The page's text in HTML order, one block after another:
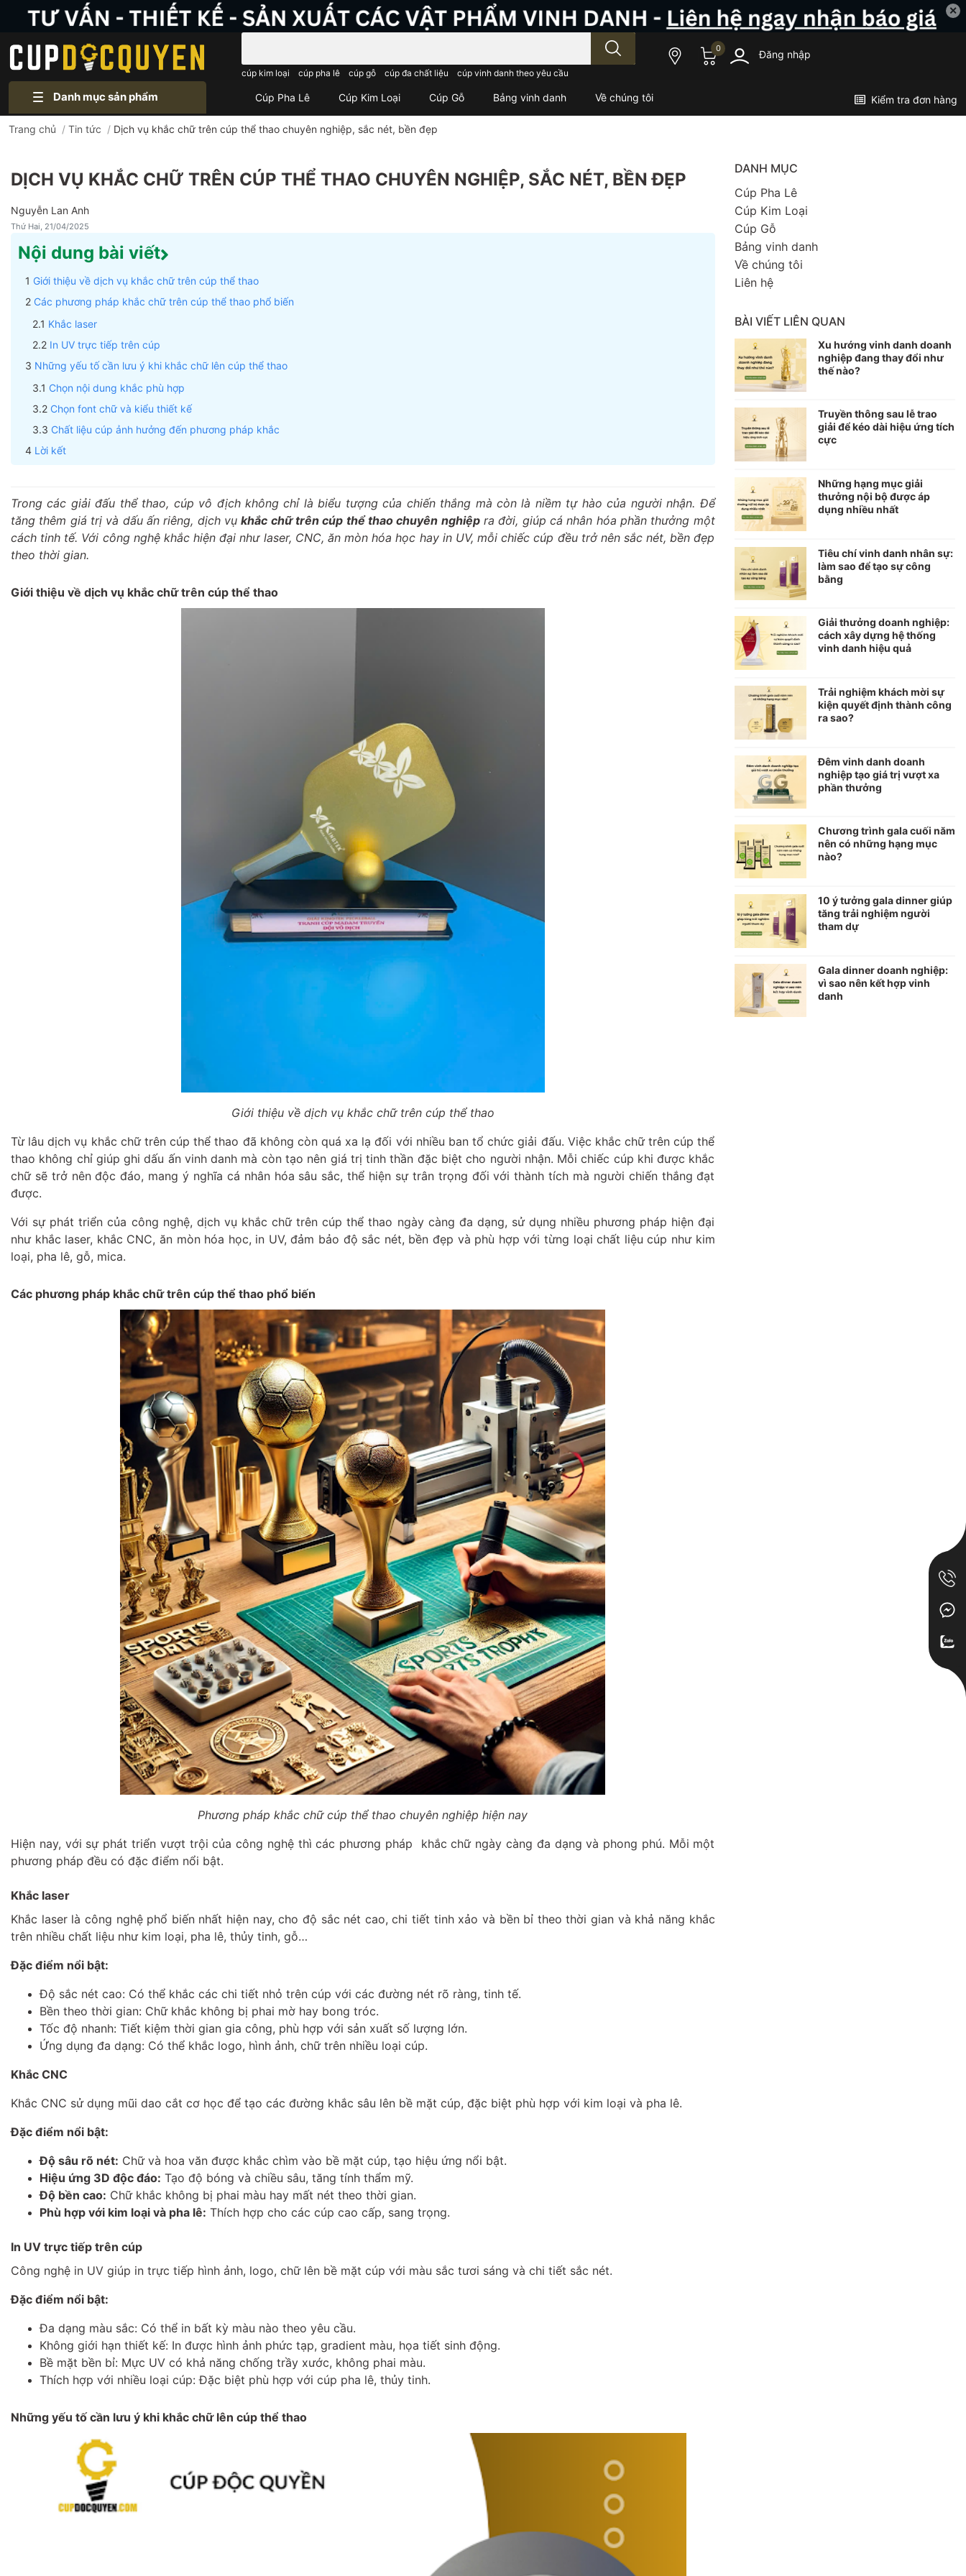
✕
cúp kim loại cúp pha lê cúp gỗ cúp đa chất liệu cúp vinh danh theo yêu cầu
0 Đăng nhập
Danh mục sản phẩm Cúp Pha Lê Cúp Kim Loại Cúp Gỗ Bảng vinh danh Về chúng tôi Kiểm tra đơn hàng
Trang chủ / Tin tức / Dịch vụ khắc chữ trên cúp thể thao chuyên nghiệp, sắc nét, bền đẹp
DỊCH VỤ KHẮC CHỮ TRÊN CÚP THỂ THAO CHUYÊN NGHIỆP, SẮC NÉT, BỀN ĐẸP
Nguyễn Lan Anh
Thứ Hai, 21/04/2025
Nội dung bài viết
Giới thiệu về dịch vụ khắc chữ trên cúp thể thao
Các phương pháp khắc chữ trên cúp thể thao phổ biến
Khắc laser
In UV trực tiếp trên cúp
Những yếu tố cần lưu ý khi khắc chữ lên cúp thể thao
Chọn nội dung khắc phù hợp
Chọn font chữ và kiểu thiết kế
Chất liệu cúp ảnh hưởng đến phương pháp khắc
Lời kết
Trong các giải đấu thể thao, cúp vô địch không chỉ là biểu tượng của chiến thắng mà còn là niềm tự hào của người nhận. Để
tăng thêm giá trị và dấu ấn riêng, dịch vụkhắc chữ trên cúp thể thao chuyên nghiệpra đời, giúp cá nhân hóa phần thưởng một
cách tinh tế. Với công nghệ khắc hiện đại như laser, CNC, ăn mòn hóa học hay in UV, mỗi chiếc cúp đều trở nên sắc nét, bền đẹp
theo thời gian.
Giới thiệu về dịch vụ khắc chữ trên cúp thể thao
Giới thiệu về dịch vụ khắc chữ trên cúp thể thao
Từ lâu dịch vụ khắc chữ trên cúp thể thao đã không còn quá xa lạ đối với nhiều ban tổ chức giải đấu. Việc khắc chữ trên cúp thể
thao không chỉ giúp ghi dấu ấn vinh danh mà còn tạo nên giá trị tinh thần đặc biệt cho người nhận. Mỗi chiếc cúp khi được khắc
chữ sẽ trở nên độc đáo, mang ý nghĩa cá nhân hóa sâu sắc, thể hiện sự trân trọng đối với thành tích mà người chiến thắng đạt
được.
Với sự phát triển của công nghệ, dịch vụ khắc chữ trên cúp thể thao ngày càng đa dạng, sử dụng nhiều phương pháp hiện đại
như khắc laser, khắc CNC, ăn mòn hóa học, in UV, đảm bảo độ sắc nét, bền đẹp và phù hợp với từng loại chất liệu cúp như kim
loại, pha lê, gỗ, mica.
Các phương pháp khắc chữ trên cúp thể thao phổ biến
Phương pháp khắc chữ cúp thể thao chuyên nghiệp hiện nay
Hiện nay, với sự phát triển vượt trội của công nghệ thì các phương pháp khắc chữ ngày càng đa dạng và phong phú. Mỗi một
phương pháp đều có đặc điểm nổi bật.
Khắc laser
Khắc laser là công nghệ phổ biến nhất hiện nay, cho độ sắc nét cao, chi tiết tinh xảo và bền bỉ theo thời gian và khả năng khắc
trên nhiều chất liệu như kim loại, pha lê, thủy tinh, gỗ…
Đặc điểm nổi bật:
Độ sắc nét cao: Có thể khắc các chi tiết nhỏ trên cúp với các đường nét rõ ràng, tinh tế.
Bền theo thời gian: Chữ khắc không bị phai mờ hay bong tróc.
Tốc độ nhanh: Tiết kiệm thời gian gia công, phù hợp với sản xuất số lượng lớn.
Ứng dụng đa dạng: Có thể khắc logo, hình ảnh, chữ trên nhiều loại cúp.
Khắc CNC
Khắc CNC sử dụng mũi dao cắt cơ học để tạo các đường khắc sâu lên bề mặt cúp, đặc biệt phù hợp với kim loại và pha lê.
Đặc điểm nổi bật:
Độ sâu rõ nét: Chữ và hoa văn được khắc chìm vào bề mặt cúp, tạo hiệu ứng nổi bật.
Hiệu ứng 3D độc đáo: Tạo độ bóng và chiều sâu, tăng tính thẩm mỹ.
Độ bền cao: Chữ khắc không bị phai màu hay mất nét theo thời gian.
Phù hợp với kim loại và pha lê: Thích hợp cho các cúp cao cấp, sang trọng.
In UV trực tiếp trên cúp
Công nghệ in UV giúp in trực tiếp hình ảnh, logo, chữ lên bề mặt cúp với màu sắc tươi sáng và chi tiết sắc nét.
Đặc điểm nổi bật:
Đa dạng màu sắc: Có thể in bất kỳ màu nào theo yêu cầu.
Không giới hạn thiết kế: In được hình ảnh phức tạp, gradient màu, họa tiết sinh động.
Bề mặt bền bỉ: Mực UV có khả năng chống trầy xước, không phai màu.
Thích hợp với nhiều loại cúp: Đặc biệt phù hợp với cúp pha lê, thủy tinh.
Những yếu tố cần lưu ý khi khắc chữ lên cúp thể thao
DANH MỤC
Cúp Pha Lê
Cúp Kim Loại
Cúp Gỗ
Bảng vinh danh
Về chúng tôi
Liên hệ
BÀI VIẾT LIÊN QUAN
Xu hướng vinh danh doanh
nghiệp đang thay đổi như
thế nào?
Truyền thông sau lễ trao
giải để kéo dài hiệu ứng tích
cực
Những hạng mục giải
thưởng nội bộ được áp
dụng nhiều nhất
Tiêu chí vinh danh nhân sự:
làm sao để tạo sự công
bằng
Giải thưởng doanh nghiệp:
cách xây dựng hệ thống
vinh danh hiệu quả
Trải nghiệm khách mời sự
kiện quyết định thành công
ra sao?
Đêm vinh danh doanh
nghiệp tạo giá trị vượt xa
phần thưởng
Chương trình gala cuối năm
nên có những hạng mục
nào?
10 ý tưởng gala dinner giúp
tăng trải nghiệm người
tham dự
Gala dinner doanh nghiệp:
vì sao nên kết hợp vinh
danh